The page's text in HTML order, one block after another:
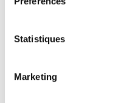
Statistiques
Marketing